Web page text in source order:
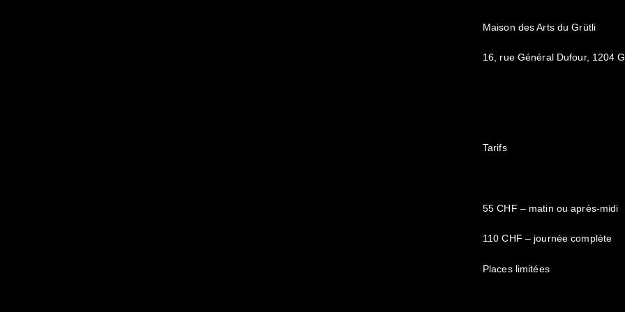
Maison des Arts du Grütli
16, rue Général Dufour, 1204
Tarifs
55 CHF – matin ou après-midi
110 CHF – journée complète
Places limitées